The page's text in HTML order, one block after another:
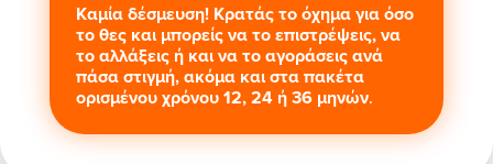
Καμία δέσμευση! Κρατάς το όχημα για όσο
το θες και μπορείς να το επιστρέψεις, να
το αλλάξεις ή και να το αγοράσεις ανά
πάσα στιγμή, ακόμα και στα πακέτα
ορισμένου χρόνου 12, 24 ή 36 μηνών.